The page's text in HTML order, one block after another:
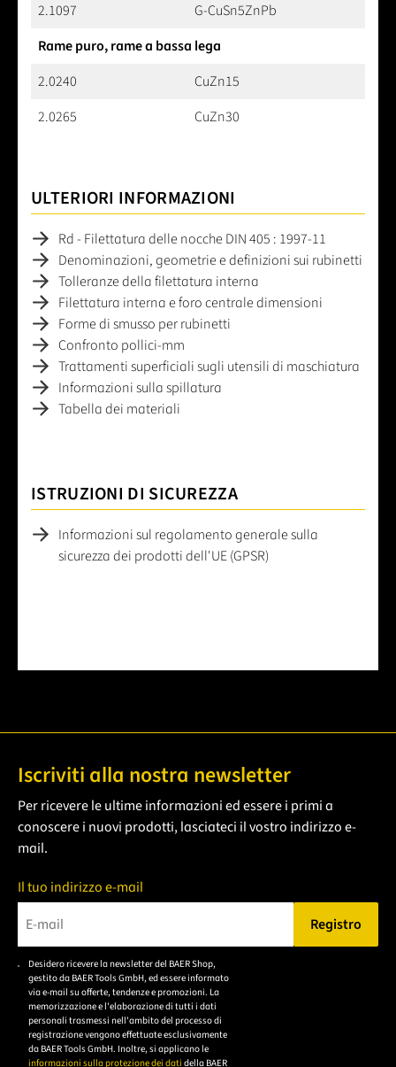
2.1097
G-CuSn5ZnPb
Rame puro, rame a bassa lega
2.0240
CuZn15
2.0265
CuZn30
ULTERIORI INFORMAZIONI
Rd - Filettatura delle nocche DIN 405 : 1997-11
Denominazioni, geometrie e definizioni sui rubinetti
Tolleranze della filettatura interna
Filettatura interna e foro centrale dimensioni
Forme di smusso per rubinetti
Confronto pollici-mm
Trattamenti superficiali sugli utensili di maschiatura
Informazioni sulla spillatura
Tabella dei materiali
ISTRUZIONI DI SICUREZZA
Informazioni sul regolamento generale sulla
sicurezza dei prodotti dell'UE (GPSR)
Iscriviti alla nostra newsletter
Per ricevere le ultime informazioni ed essere i primi a
conoscere i nuovi prodotti, lasciateci il vostro indirizzo e-
mail.
Il tuo indirizzo e-mail
Bitte geben Sie eine gültige E-Mail-Adresse ein.
Registro
Desidero ricevere la newsletter del BAER Shop,
gestito da BAER Tools GmbH, ed essere informato
via e-mail su offerte, tendenze e promozioni. La
memorizzazione e l'elaborazione di tutti i dati
personali trasmessi nell'ambito del processo di
registrazione vengono effettuate esclusivamente
da BAER Tools GmbH. Inoltre, si applicano le
informazioni sulla protezione dei dati della BAER